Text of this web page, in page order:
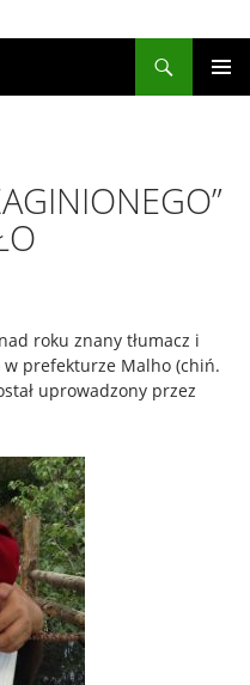
roku znany tłumacz i
prefekturze Malho (chiń.
uprowadzony przez